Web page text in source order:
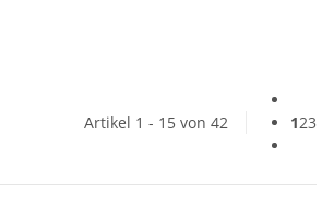
Artikel 1 - 15 von 42 123